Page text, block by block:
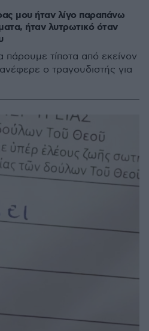
μου ήταν λίγο παραπάνω
ήταν λυτρωτικό όταν
τίποτα από εκείνον
ο τραγουδιστής για